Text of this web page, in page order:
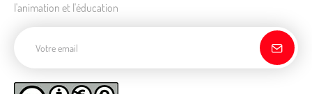
l'animation et l'éducation